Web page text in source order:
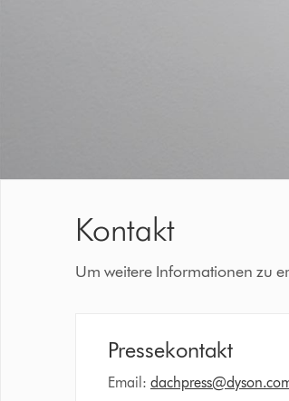
Kontakt
Um weitere Informationen zu
Pressekontakt
Email: